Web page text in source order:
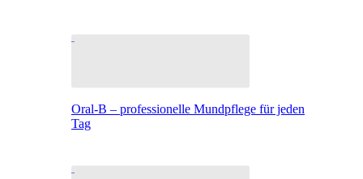
Oral-B – professionelle Mundpflege für jeden
Tag